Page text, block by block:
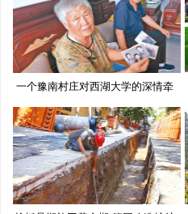
一个豫南村庄对西湖大学的深情牵
挂